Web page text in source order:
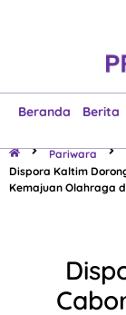
Beranda Berita
Pariwara
Dispora Kaltim
Kemajuan Olahraga